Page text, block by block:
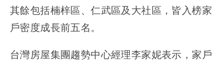
其餘包括楠梓區、仁武區及大社區，皆入榜家
戶密度成長前五名。
台灣房屋集團趨勢中心經理李家妮表示，家戶